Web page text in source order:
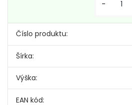
Číslo produktu:
Šírka:
Výška:
EAN kód:
-